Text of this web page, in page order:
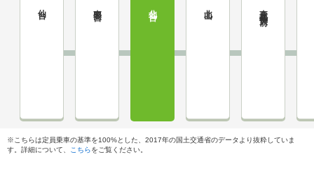
東北福祉大前
※こちらは定員乗車の基準を100%とした、2017年の国土交通省のデータより抜粋していま
す。詳細について、
こちらをご覧ください。